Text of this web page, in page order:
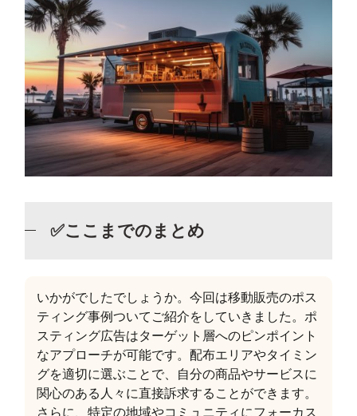
✅ここまでのまとめ
いかがでしたでしょうか。今回は移動販売のポス
ティング事例ついてご紹介をしていきました。ポ
スティング広告はターゲット層へのピンポイント
なアプローチが可能です。配布エリアやタイミン
グを適切に選ぶことで、自分の商品やサービスに
関心のある人々に直接訴求することができます。
さらに、特定の地域やコミュニティにフォーカス